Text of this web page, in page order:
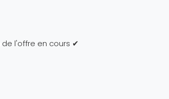
l'offre en cours ✔